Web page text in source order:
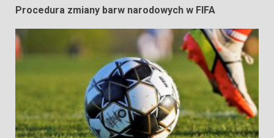
Procedura zmiany barw narodowych w FIFA